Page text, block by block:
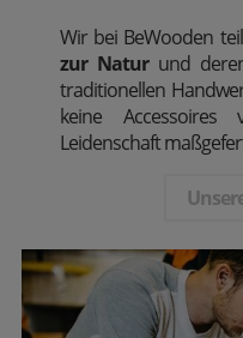
Wir bei BeWooden
zur Naturund
traditionellen
keine
Leidenschaft